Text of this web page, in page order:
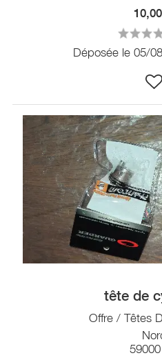
10,00
Déposée le 05/
tête de
Offre / Têtes